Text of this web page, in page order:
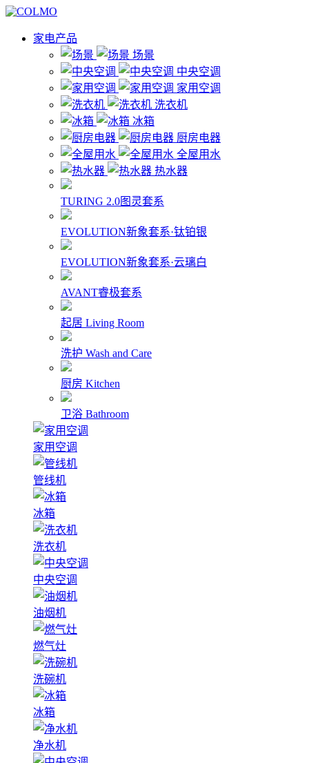
家电产品
场景
中央空调
家用空调
洗衣机
冰箱
厨房电器
全屋用水
热水器
TURING 2.0图灵套系
EVOLUTION新象套系·钛铂银
EVOLUTION新象套系·云璃白
AVANT睿极套系
起居 Living Room
洗护 Wash and Care
厨房 Kitchen
卫浴 Bathroom
家用空调
管线机
冰箱
洗衣机
中央空调
油烟机
燃气灶
洗碗机
冰箱
净水机